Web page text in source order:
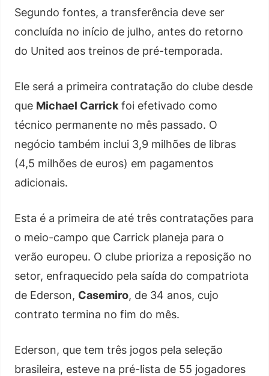
Segundo fontes, a transferência deve ser
concluída no início de julho, antes do retorno
do United aos treinos de pré-temporada.
Ele será a primeira contratação do clube desde
que Michael Carrick foi efetivado como
técnico permanente no mês passado. O
negócio também inclui 3,9 milhões de libras
(4,5 milhões de euros) em pagamentos
adicionais.
Esta é a primeira de até três contratações para
o meio-campo que Carrick planeja para o
verão europeu. O clube prioriza a reposição no
setor, enfraquecido pela saída do compatriota
de Ederson, Casemiro, de 34 anos, cujo
contrato termina no fim do mês.
Ederson, que tem três jogos pela seleção
brasileira, esteve na pré-lista de 55 jogadores